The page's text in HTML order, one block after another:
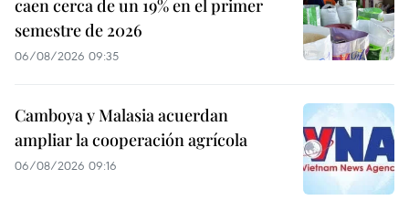
caen cerca de un 19% en el primer
semestre de 2026
06/08/2026 09:35
Camboya y Malasia acuerdan
ampliar la cooperación agrícola
06/08/2026 09:16